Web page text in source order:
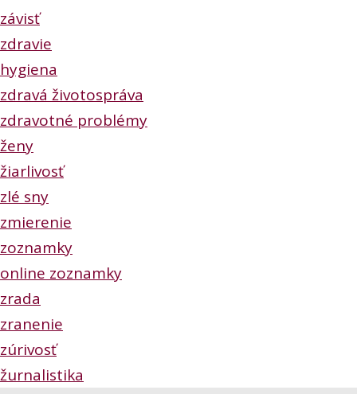
závisť
zdravie
hygiena
zdravá životospráva
zdravotné problémy
ženy
žiarlivosť
zlé sny
zmierenie
zoznamky
online zoznamky
zrada
zranenie
zúrivosť
žurnalistika